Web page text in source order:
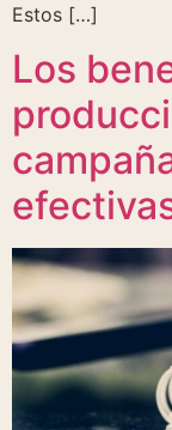
Estos […]
Los